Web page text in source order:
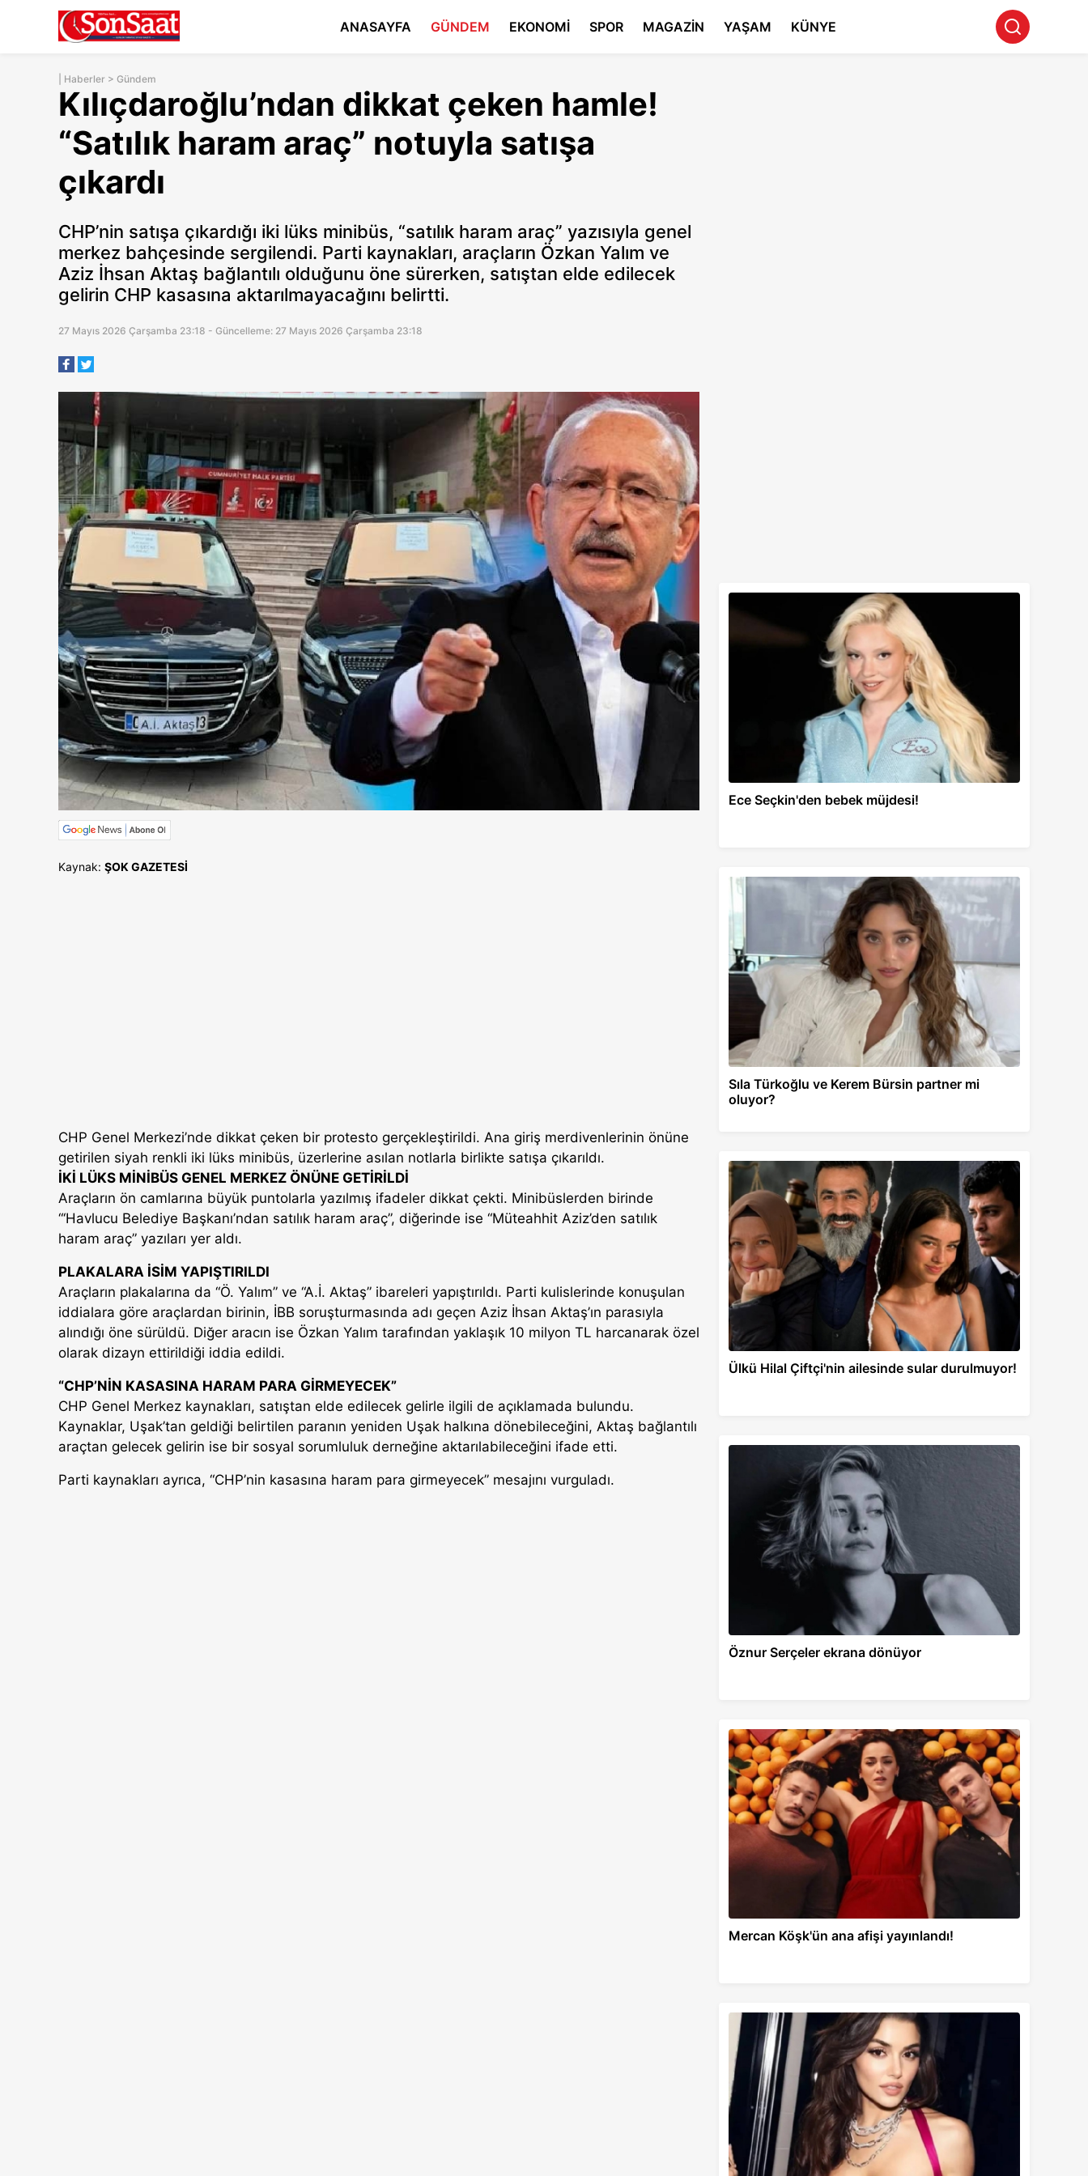
ANASAYFA GÜNDEM EKONOMİ SPOR MAGAZİN YAŞAM KÜNYE
Haberler > Gündem
Kılıçdaroğlu’ndan dikkat çeken hamle!
“Satılık haram araç” notuyla satışa
çıkardı
CHP’nin satışa çıkardığı iki lüks minibüs, “satılık haram araç” yazısıyla genel
merkez bahçesinde sergilendi. Parti kaynakları, araçların Özkan Yalım ve
Aziz İhsan Aktaş bağlantılı olduğunu öne sürerken, satıştan elde edilecek
gelirin CHP kasasına aktarılmayacağını belirtti.
27 Mayıs 2026 Çarşamba 23:18 - Güncelleme: 27 Mayıs 2026 Çarşamba 23:18
Kaynak: ŞOK GAZETESİ
CHP Genel Merkezi’nde dikkat çeken bir protesto gerçekleştirildi. Ana giriş merdivenlerinin önüne
getirilen siyah renkli iki lüks minibüs, üzerlerine asılan notlarla birlikte satışa çıkarıldı.
İKİ LÜKS MİNİBÜS GENEL MERKEZ ÖNÜNE GETİRİLDİ
Araçların ön camlarına büyük puntolarla yazılmış ifadeler dikkat çekti. Minibüslerden birinde
“‘Havlucu Belediye Başkanı’ndan satılık haram araç”, diğerinde ise “Müteahhit Aziz’den satılık
haram araç” yazıları yer aldı.
PLAKALARA İSİM YAPIŞTIRILDI
Araçların plakalarına da “Ö. Yalım” ve “A.İ. Aktaş” ibareleri yapıştırıldı. Parti kulislerinde konuşulan
iddialara göre araçlardan birinin, İBB soruşturmasında adı geçen Aziz İhsan Aktaş’ın parasıyla
alındığı öne sürüldü. Diğer aracın ise Özkan Yalım tarafından yaklaşık 10 milyon TL harcanarak özel
olarak dizayn ettirildiği iddia edildi.
“CHP’NİN KASASINA HARAM PARA GİRMEYECEK”
CHP Genel Merkez kaynakları, satıştan elde edilecek gelirle ilgili de açıklamada bulundu.
Kaynaklar, Uşak’tan geldiği belirtilen paranın yeniden Uşak halkına dönebileceğini, Aktaş bağlantılı
araçtan gelecek gelirin ise bir sosyal sorumluluk derneğine aktarılabileceğini ifade etti.
Parti kaynakları ayrıca, “CHP’nin kasasına haram para girmeyecek” mesajını vurguladı.
Ece Seçkin'den bebek müjdesi!
Sıla Türkoğlu ve Kerem Bürsin partner mi
oluyor?
Ülkü Hilal Çiftçi'nin ailesinde sular durulmuyor!
Öznur Serçeler ekrana dönüyor
Mercan Köşk'ün ana afişi yayınlandı!